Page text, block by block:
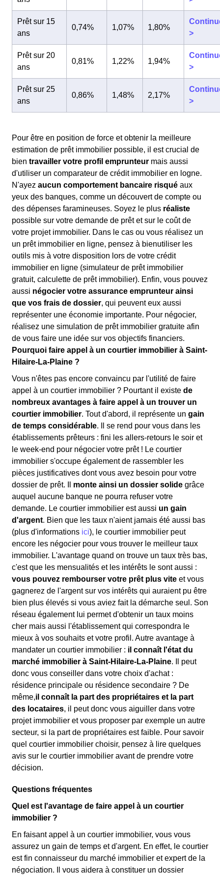
Prêt sur 15
ans
0,74% 1,07% 1,80%
>
Prêt sur 20
ans
0,81% 1,22% 1,94%
>
Prêt sur 25
ans
0,86% 1,48% 2,17%
>
Pour être en position de force et obtenir la meilleure
estimation de prêt immobilier possible, il est crucial de
bien travailler votre profil emprunteur mais aussi
d'utiliser un comparateur de crédit immobilier en logne.
N'ayez aucun comportement bancaire risqué aux
yeux des banques, comme un découvert de compte ou
des dépenses faramineuses. Soyez le plus réaliste
possible sur votre demande de prêt et sur le coût de
votre projet immobilier. Dans le cas ou vous réalisez un
un prêt immobilier en ligne, pensez à bienutiliser les
outils mis à votre disposition lors de votre crédit
immobilier en ligne (simulateur de prêt immobilier
gratuit, calculette de prêt immobilier). Enfin, vous pouvez
aussi négocier votre assurance emprunteur ainsi
que vos frais de dossier, qui peuvent eux aussi
représenter une économie importante. Pour négocier,
réalisez une simulation de prêt immobilier gratuite afin
de vous faire une idée sur vos objectifs financiers.
Pourquoi faire appel à un courtier immobilier à Saint-
Hilaire-La-Plaine ?
Vous n'êtes pas encore convaincu par l'utilité de faire
appel à un courtier immobilier ? Pourtant il existe de
nombreux avantages à faire appel à un trouver un
courtier immobilier. Tout d'abord, il représente un gain
de temps considérable. Il se rend pour vous dans les
établissements prêteurs : fini les allers-retours le soir et
le week-end pour négocier votre prêt ! Le courtier
immobilier s'occupe également de rassembler les
pièces justificatives dont vous avez besoin pour votre
dossier de prêt. Il monte ainsi un dossier solide grâce
auquel aucune banque ne pourra refuser votre
demande. Le courtier immobilier est aussi un gain
d'argent. Bien que les taux n'aient jamais été aussi bas
(plus d'informations ici), le courtier immobilier peut
encore les négocier pour vous trouver le meilleur taux
immobilier. L'avantage quand on trouve un taux très bas,
c'est que les mensualités et les intérêts le sont aussi :
vous pouvez rembourser votre prêt plus vite et vous
gagnerez de l'argent sur vos intérêts qui auraient pu être
bien plus élevés si vous aviez fait la démarche seul. Son
réseau également lui permet d'obtenir un taux moins
cher mais aussi l'établissement qui correspondra le
mieux à vos souhaits et votre profil. Autre avantage à
mandater un courtier immobilier : il connaît l'état du
marché immobilier à Saint-Hilaire-La-Plaine. Il peut
donc vous conseiller dans votre choix d'achat :
résidence principale ou résidence secondaire ? De
même,il connaît la part des propriétaires et la part
des locataires, il peut donc vous aiguiller dans votre
projet immobilier et vous proposer par exemple un autre
secteur, si la part de propriétaires est faible. Pour savoir
quel courtier immobilier choisir, pensez à lire quelques
avis sur le courtier immobilier avant de prendre votre
décision.
Questions fréquentes
Quel est l'avantage de faire appel à un courtier
immobilier ?
En faisant appel à un courtier immobilier, vous vous
assurez un gain de temps et d'argent. En effet, le courtier
est fin connaisseur du marché immobilier et expert de la
négociation. Il vous aidera à constituer un dossier